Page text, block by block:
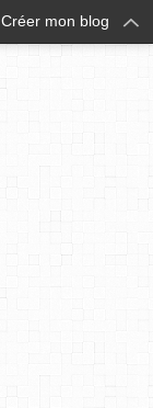
Créer mon blog